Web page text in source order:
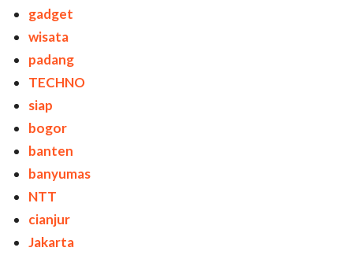
gadget
wisata
padang
TECHNO
siap
bogor
banten
banyumas
NTT
cianjur
Jakarta